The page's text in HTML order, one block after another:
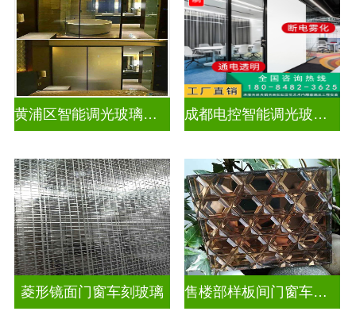
黄浦区智能调光玻璃公司 成都电控智能调光玻璃售价多少
菱形镜面门窗车刻玻璃 售楼部样板间门窗车刻玻璃